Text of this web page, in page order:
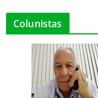
Colunistas